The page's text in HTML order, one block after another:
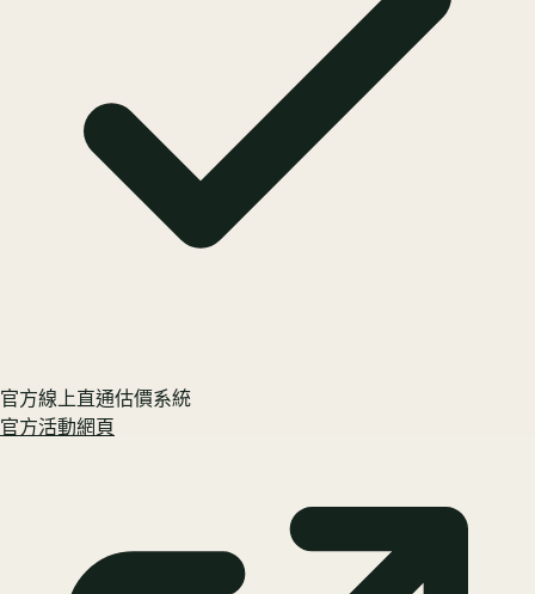
官方線上直通估價系統
官方活動網頁